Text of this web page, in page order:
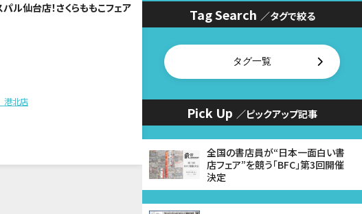
ル仙台店！さくらももこフェア
港北店
Tag Search ／タグで絞る
タグ一覧
Pick Up ／ピックアップ記事
全国の書店員が“日本一面白い書
店フェア”を競う「BFC」第3回開催
決定